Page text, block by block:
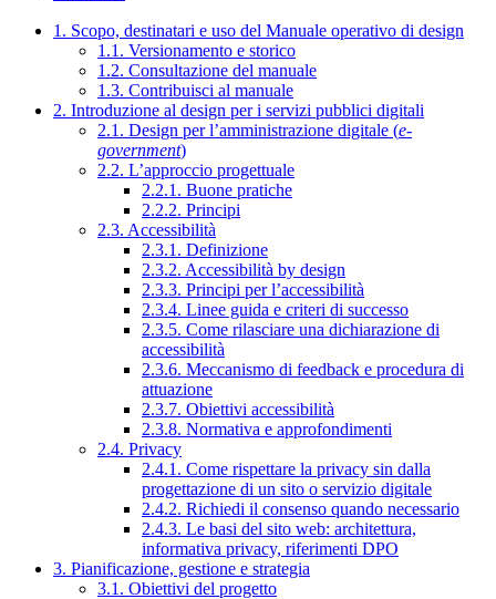
1. Scopo, destinatari e uso del Manuale operativo di design
1.1. Versionamento e storico
1.2. Consultazione del manuale
1.3. Contribuisci al manuale
2. Introduzione al design per i servizi pubblici digitali
2.1. Design per l’amministrazione digitale (e-
government)
2.2. L’approccio progettuale
2.2.1. Buone pratiche
2.2.2. Principi
2.3. Accessibilità
2.3.1. Definizione
2.3.2. Accessibilità by design
2.3.3. Principi per l’accessibilità
2.3.4. Linee guida e criteri di successo
2.3.5. Come rilasciare una dichiarazione di
accessibilità
2.3.6. Meccanismo di feedback e procedura di
attuazione
2.3.7. Obiettivi accessibilità
2.3.8. Normativa e approfondimenti
2.4. Privacy
2.4.1. Come rispettare la privacy sin dalla
progettazione di un sito o servizio digitale
2.4.2. Richiedi il consenso quando necessario
2.4.3. Le basi del sito web: architettura,
informativa privacy, riferimenti DPO
3. Pianificazione, gestione e strategia
3.1. Obiettivi del progetto